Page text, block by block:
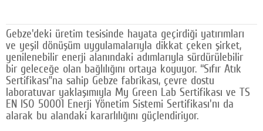
SOSYAL MEDYA
Facebook
Twitter
Google Plus
Gebze'deki üretim tesisinde hayata geçirdiği yatırımları
ve yeşil dönüşüm uygulamalarıyla dikkat çeken şirket,
yenilenebilir enerji alanındaki adımlarıyla sürdürülebilir
bir geleceğe olan bağlılığını ortaya koyuyor. “Sıfır Atık
Sertifikası”na sahip Gebze fabrikası, çevre dostu
laboratuvar yaklaşımıyla My Green Lab Sertifikası ve TS
EN ISO 50001 Enerji Yönetim Sistemi Sertifikası'nı da
alarak bu alandaki kararlılığını güçlendiriyor.